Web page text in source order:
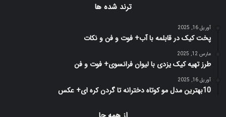
ترند شده ها
آوریل 16, 2025
پخت کیک در قابلمه با آب+ فوت و فن و نکات
مارس 12, 2025
طرز تهیه کیک یزدی با لیوان فرانسوی+ فوت و فن
آوریل 16, 2025
10بهترین مدل مو کوتاه دخترانه تا گردن کره ای+ عکس